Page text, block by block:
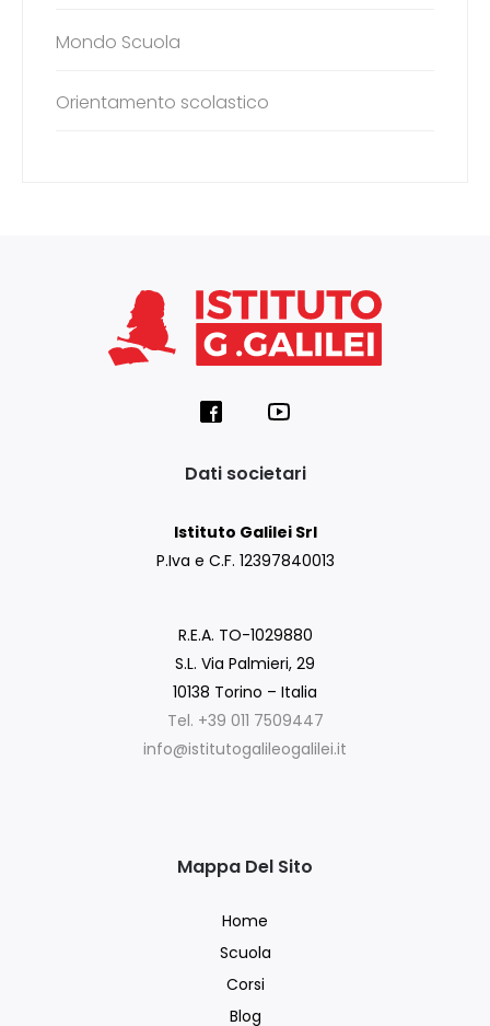
Mondo Scuola
Orientamento scolastico
Dati societari
Istituto Galilei Srl
P.Iva e C.F. 12397840013
R.E.A. TO-1029880
S.L. Via Palmieri, 29
10138 Torino – Italia
Tel. +39 011 7509447
info@istitutogalileogalilei.it
Mappa Del Sito
Home
Scuola
Corsi
Blog